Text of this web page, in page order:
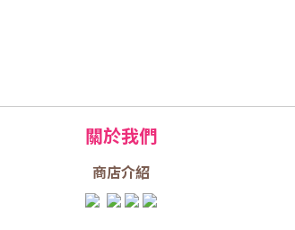
關於我們
商店介紹